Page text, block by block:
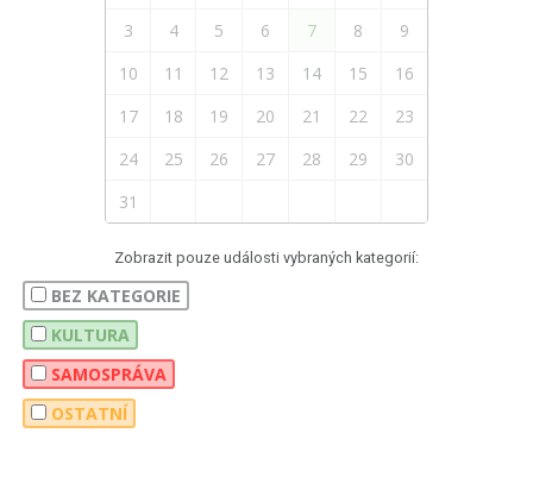
3
4 5 6 7 8
9
10
11 12 13 14 15
16
17
18 19 20 21 22
23
24
25 26 27 28 29
30
31
Zobrazit pouze události vybraných kategorií:
BEZ KATEGORIE
KULTURA
SAMOSPRÁVA
OSTATNÍ